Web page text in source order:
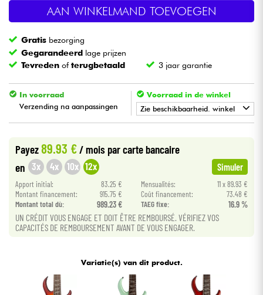
Drums & percussie
Blaasinstrument
Kinderen
Kabels & toebehoren
HiFi
Sets
Bekijk onze merken
AAN WINKELMAND TOEVOEGEN
Gratis bezorging
Gegarandeerd lage prijzen
Tevreden ofterugbetaald 3 jaar garantie
In voorraad
Verzending na aanpassingen
Voorraad in de winkel
Zie beschikbaarheid. winkel
Payez 89.93 € / mois par carte bancaire
en 3x 4x 10x 12x Simuler
Apport initial: 83.25 € Mensualités:
11 x 89.93 €
Montant financement:
915.75 € Coût financement:
73.48 €
Montant total dù:
989.23 € TAEG fixe: 16.9 %
UN CRÉDIT VOUS ENGAGE ET DOIT ÊTRE REMBOURSÉ. VÉRIFIEZ VOS
CAPACITÉS DE REMBOURSEMENT AVANT DE VOUS ENGAGER.
Variatie(s) van dit product.